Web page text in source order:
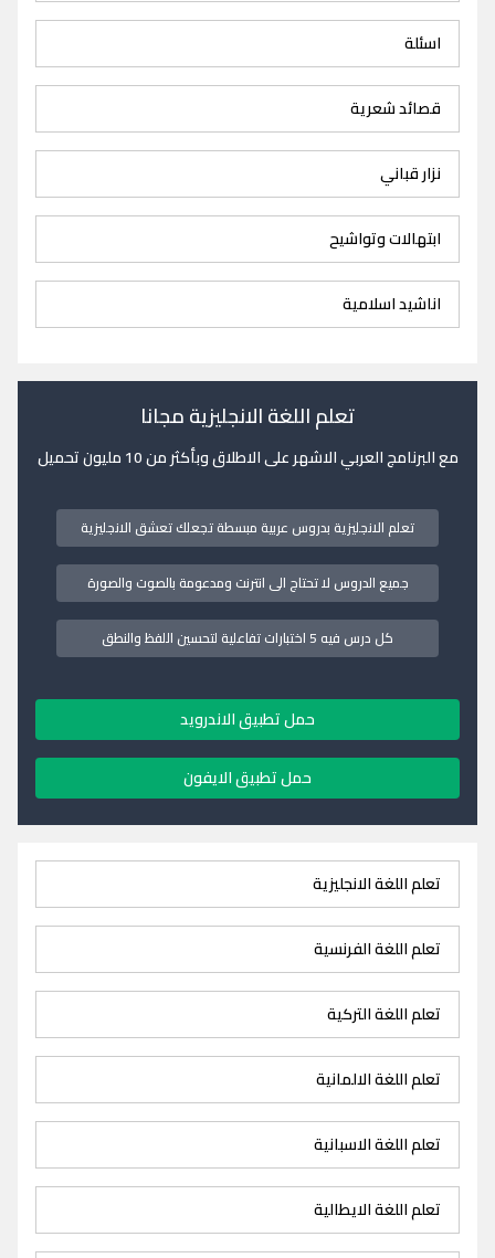
اسئلة
قصائد شعرية
نزار قباني
ابتهالات وتواشيح
اناشيد اسلامية
تعلم اللغة الانجليزية مجانا
مع البرنامج العربي الاشهر على الاطلاق وبأكثر من 10 مليون تحميل
تعلم الانجليزية بدروس عربية مبسطة تجعلك تعشق الانجليزية
جميع الدروس لا تحتاج الى انترنت ومدعومة بالصوت والصورة
كل درس فيه 5 اختبارات تفاعلية لتحسين اللفظ والنطق
حمل تطبيق الاندرويد
حمل تطبيق الايفون
تعلم اللغة الانجليزية
تعلم اللغة الفرنسية
تعلم اللغة التركية
تعلم اللغة الالمانية
تعلم اللغة الاسبانية
تعلم اللغة الايطالية